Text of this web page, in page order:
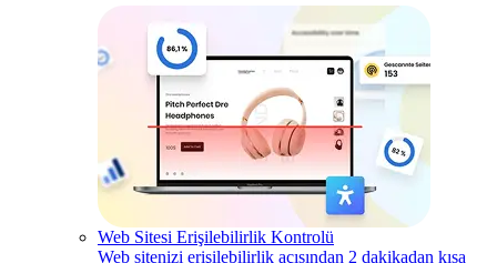
Web Sitesi Erişilebilirlik Kontrolü
Web sitenizi erişilebilirlik açısından 2 dakikadan kısa